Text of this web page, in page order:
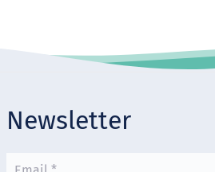
Newsletter